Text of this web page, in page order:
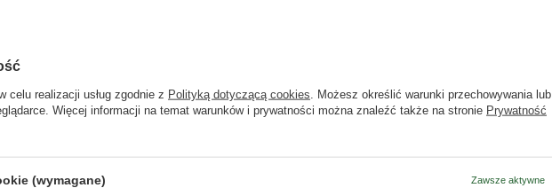
kucharska "C.k.
Robert Makłowicz
celu realizacji usług zgodnie z Polityką dotyczącą cookies . Możesz określić warunki przechowywania lub
Więcej informacji na temat warunków i prywatności można znaleźć także na stronie Prywatność
(wymagane) Zawsze aktywne